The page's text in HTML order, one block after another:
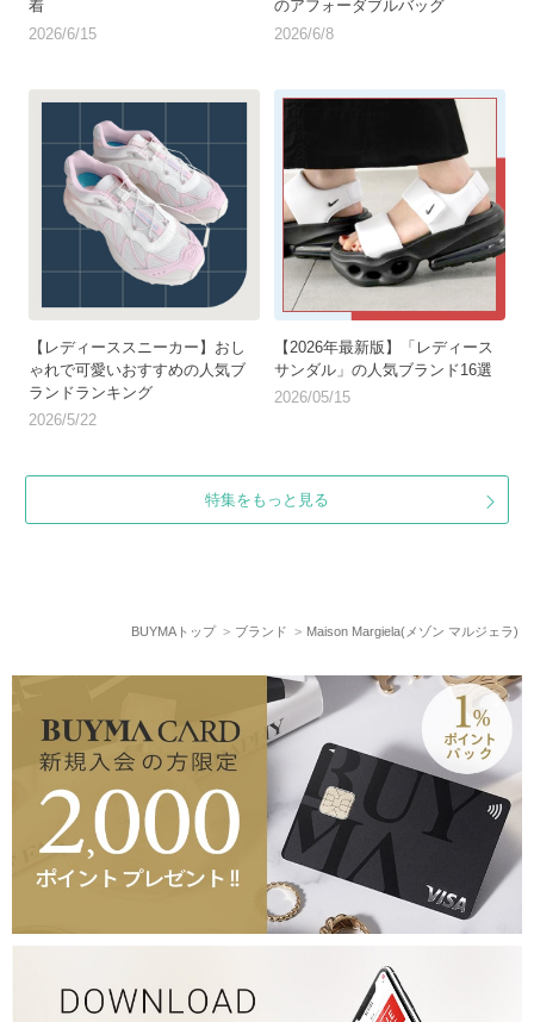
着
2026/6/15
のアフォーダブルバッグ
2026/6/8
【レディーススニーカー】おし
ゃれで可愛いおすすめの人気ブ
ランドランキング
2026/5/22
【2026年最新版】「レディース
サンダル」の人気ブランド16選
2026/05/15
特集をもっと見る
BUYMAトップ ブランド Maison Margiela(メゾン マルジェラ)